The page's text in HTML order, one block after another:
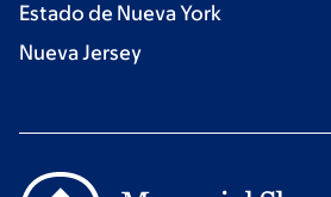
Estado de Nueva York
Nueva Jersey